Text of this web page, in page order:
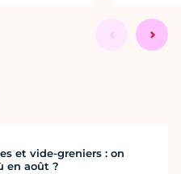
et vide-greniers : on
en août ?